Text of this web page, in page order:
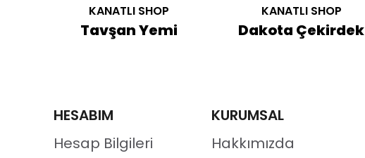
KANATLI SHOP
Tavşan Yemi
KANATLI SHOP
Dakota Çekirdek
HESABIM
Hesap Bilgileri
KURUMSAL
Hakkımızda